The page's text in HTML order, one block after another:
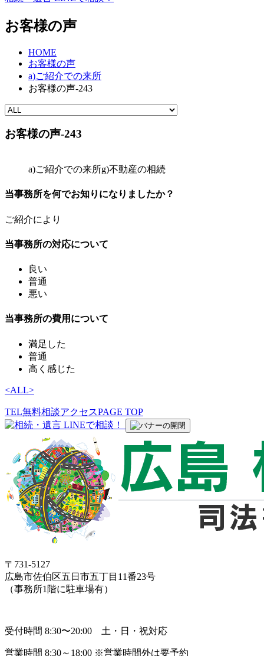
お客様の声
HOME
お客様の声
a)ご紹介での来所
お客様の声-243
お客様の声-243
a)ご紹介での来所g)不動産の相続
当事務所を何でお知りになりましたか？
ご紹介により
当事務所の対応について
良い
普通
悪い
当事務所の費用について
満足した
普通
高く感じた
<ALL>
TEL無料相談アクセスPAGE TOP
〒731-5127
広島市佐伯区五日市五丁目11番23号
（事務所1階に駐車場有）
受付時間 8:30〜20:00 土・日・祝対応
営業時間 8:30～18:00 ※営業時間外は要予約